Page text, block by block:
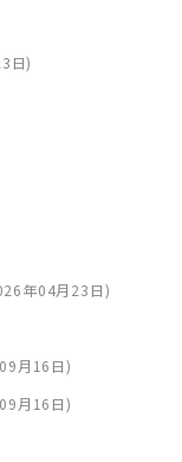
日)
年04月23日)
月16日)
月16日)